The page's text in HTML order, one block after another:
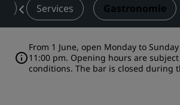
Services Gastronomie
From 1 June, open Monday to
11:00 pm. Opening hours are
conditions. The bar is closed during